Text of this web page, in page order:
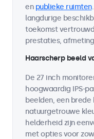
en publieke ruimten
langdurige
toekomst
prestaties,
Haarscherp beeld
De 27 inch
hoogwaardig IPS-
beelden, een brede
natuurgetrouwe
helderheid zijn
met opties voor